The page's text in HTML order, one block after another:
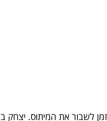
לשבור את המיתוס.